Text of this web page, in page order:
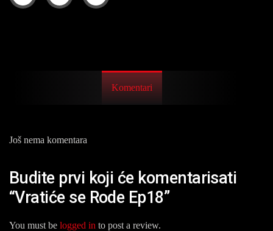
Komentari
Još nema komentara
Budite prvi koji će komentarisati
“Vratiće se Rode Ep18”
You must be logged in to post a review.